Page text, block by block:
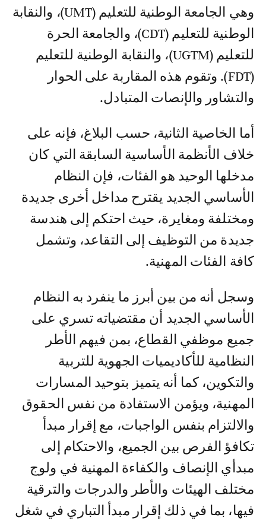
وهي الجامعة الوطنية للتعليم (UMT)، والنقابة
الوطنية للتعليم (CDT)، والجامعة الحرة
للتعليم (UGTM)، والنقابة الوطنية للتعليم
(FDT). وتقوم هذه المقاربة على الحوار
والتشاور والإنصات المتبادل.
أما الخاصية الثانية، حسب البلاغ، فإنه على
خلاف الأنظمة الأساسية السابقة التي كان
مدخلها الوحيد هو الفئات، فإن النظام
الأساسي الجديد يقترح مداخل أخرى جديدة
ومختلفة ومغايرة، حيث احتكم إلى هندسة
جديدة من التوظيف إلى التقاعد، وتشمل
كافة الفئات المهنية.
وسجل أنه من بين أبرز ما ينفرد به النظام
الأساسي الجديد أن مقتضياته تسري على
جميع موظفي القطاع، بمن فيهم الأطر
النظامية للأكاديميات الجهوية للتربية
والتكوين، كما أنه يتميز بتوحيد المسارات
المهنية، ويؤمن الاستفادة من نفس الحقوق
والالتزام بنفس الواجبات، مع إقرار مبدأ
تكافؤ الفرص بين الجميع، والاحتكام إلى
مبدأي الإنصاف والكفاءة المهنية في ولوج
مختلف الهيئات والأطر والدرجات والترقية
فيها، بما في ذلك إقرار مبدأ التباري في شغل